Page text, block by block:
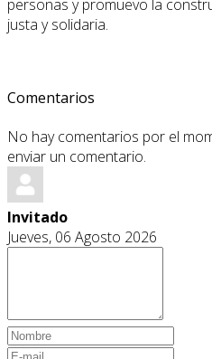
personas y promuevo la
justa y solidaria.
Comentarios
No hay comentarios por el
enviar un comentario.
Invitado
Jueves, 06 Agosto 2026